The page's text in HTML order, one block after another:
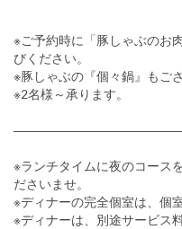
※ご予約時に「豚しゃぶのお
びください。
※豚しゃぶの『個々鍋』も
※2名様～承ります。
※ランチタイムに夜のコース
ださいませ。
※ディナーの完全個室は、個
※ディナーは、別途サービス